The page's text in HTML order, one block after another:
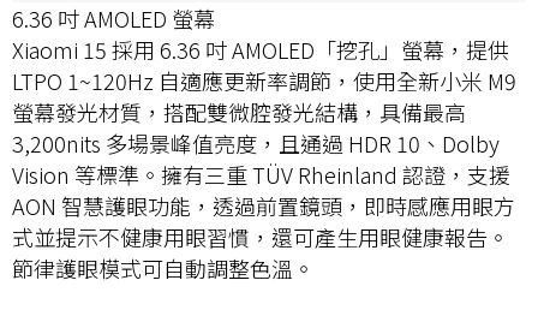
6.36 吋 AMOLED 螢幕
Xiaomi 15 採用 6.36 吋 AMOLED「挖孔」螢幕，提供
LTPO 1~120Hz 自適應更新率調節，使用全新小米 M9
螢幕發光材質，搭配雙微腔發光結構，具備最高
3,200nits 多場景峰值亮度，且通過 HDR 10、Dolby
Vision 等標準。擁有三重 TÜV Rheinland 認證，支援
AON 智慧護眼功能，透過前置鏡頭，即時感應用眼方
式並提示不健康用眼習慣，還可產生用眼健康報告。
節律護眼模式可自動調整色溫。